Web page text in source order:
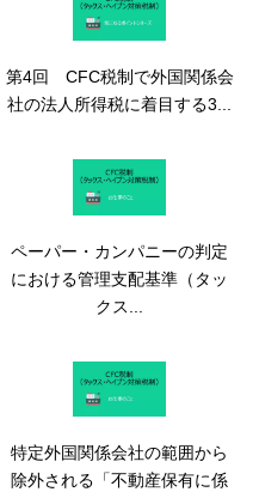
第4回 CFC税制で外国関係会
社の法人所得税に着目する3...
ペーパー・カンパニーの判定
における管理支配基準（タッ
クス...
特定外国関係会社の範囲から
除外される「不動産保有に係